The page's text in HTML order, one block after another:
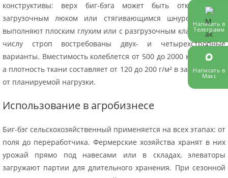
конструктивы: верх биг-бэга может быть открытым, с
загрузочным люком или стягивающимся шнуром, а дно
выполняют плоским глухим или с разгрузочным клапаном. По
числу строп востребованы двух- и четырехстропные
варианты. Вместимость колеблется от 500 до 2000 килограмм,
а плотность ткани составляет от 120 до 200 г/м² в зависимости
от планируемой нагрузки.
Использование в агробизнесе
Биг-бэг сельскохозяйственный применяется на всех этапах: от
поля до переработчика. Фермерские хозяйства хранят в них
урожай прямо под навесами или в складах, элеваторы
загружают партии для длительного хранения. При сезонной
Написать в
Телеграмм
Написать в
Макс